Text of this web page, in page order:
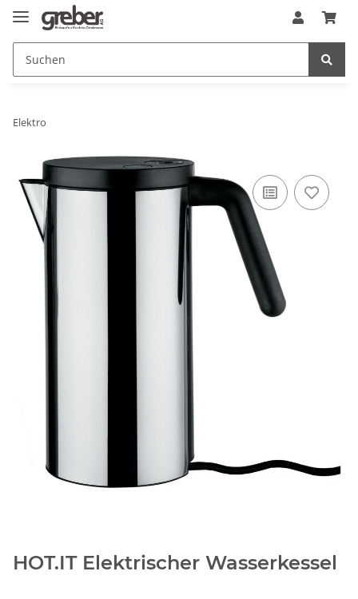
Elektro
HOT.IT Elektrischer Wasserkessel